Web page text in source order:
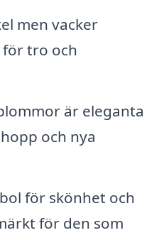
men vacker
tro och
är eleganta
och nya
för skönhet och
för den som